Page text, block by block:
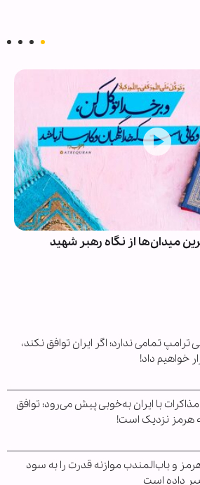
میدان‌ها از نگاه رهبر شهید
ترامپ تمامی ندارد؛ اگر ایران توافق نکند،
خواهیم داد!
با ایران به‌خوبی پیش می‌رود؛ توافق
هرمز نزدیک است!
و باب‌المندب موازنه قدرت را به سود
داده است